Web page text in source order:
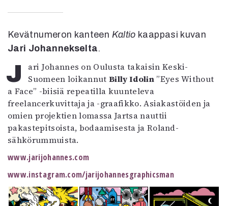
Lehtiarkisto
Tilaus ja irtonumerot
Yhteistyössä
Toimitus
Mediatiedot
Kaltio ry
Kevätnumeron kanteen Kaltio kaappasi kuvan
Jari Johannekselta.
J
ari Johannes on Oulusta takaisin Keski-
Suomeen loikannutBilly Idolin”Eyes Without
a Face” -biisiä repeatilla kuunteleva
freelancerkuvittaja ja -graafikko. Asiakastöiden ja
omien projektien lomassa Jartsa nauttii
pakastepitsoista, bodaamisesta ja Roland-
sähkörummuista.
www.jarijohannes.com
www.instagram.com/jarijohannesgraphicsman